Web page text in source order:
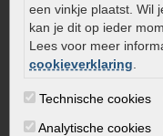
een vinkje plaatst. Wil
kan je dit op ieder
Lees voor meer
cookieverklaring
Technische cookies
Analytische cookies
Kaapstanderweg 41
8243 RB Lelystad
Routebeschrijving
Openingstijden